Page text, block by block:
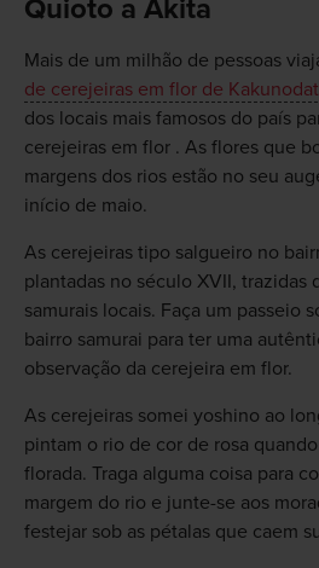
Quioto a Akita
Mais de um milhão de pessoas
de cerejeiras em flor de
dos locais mais famosos do país
cerejeiras em flor . As flores que
margens dos rios estão no seu
início de maio.
As cerejeiras tipo salgueiro no
plantadas no século XVII, trazidas
samurais locais. Faça um passeio
bairro samurai para ter uma
observação da cerejeira em flor.
As cerejeiras somei yoshino ao
pintam o rio de cor de rosa
florada. Traga alguma coisa para
margem do rio e junte-se aos
festejar sob as pétalas que caem